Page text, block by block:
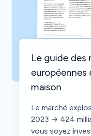
Le guide des
européennes
maison
Le marché
2023 → 424
vous soyez